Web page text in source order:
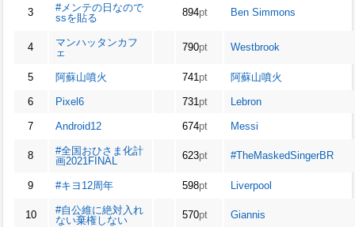
3
#メンテの日なので
ssを貼る
894pt Ben Simmons
4
マンハッタンカフ
ェ
790pt Westbrook
5 阿蘇山噴火 741 pt 阿蘇山噴火
6 Pixel6 731 pt Lebron
7 Android12 674pt Messi
8
#全国おひさま化計
画2021FINAL
623pt #TheMaskedSingerBR
9 #キヨ12周年 598pt Liverpool
10
#自公維に絶対入れ
ない棄権しない
570pt Giannis